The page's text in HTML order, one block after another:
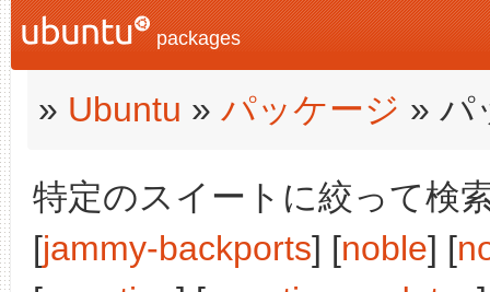
packages
» Ubuntu » パッケージ » パ
特定のスイートに絞って検
[jammy-backports] [noble] [